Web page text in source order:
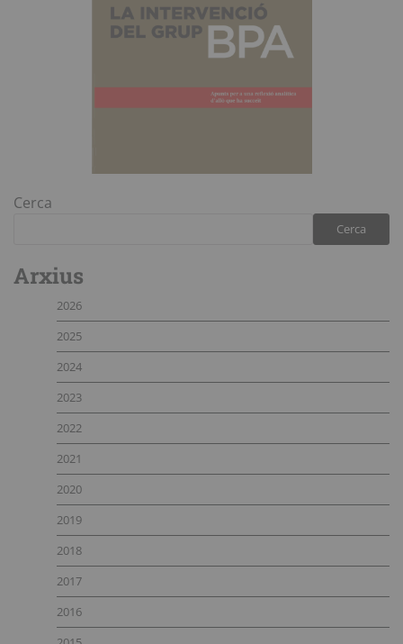
Cerca
Cerca
Arxius
2026
2025
2024
2023
2022
2021
2020
2019
2018
2017
2016